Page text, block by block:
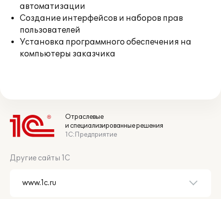
автоматизации
Создание интерфейсов и наборов прав
пользователей
Установка программного обеспечения на
компьютеры заказчика
Отраслевые
и специализированные решения
1С:Предприятие
Другие сайты 1С